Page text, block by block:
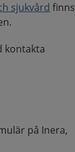
sjukvård finns
kontakta
på Inera,